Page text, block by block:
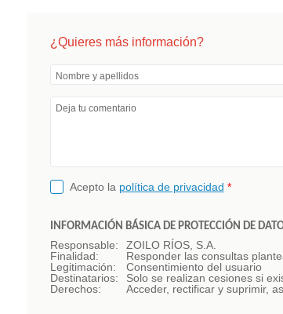
¿Quieres más información?
Nombre y apellidos
Deja tu comentario
Acepto la política de privacidad *
INFORMACIÓN BÁSICA DE PROTECCIÓN DE
Responsable:
ZOILO RÍOS, S.A.
Finalidad:
Responder las consultas
Legitimación:
Consentimiento del usuario
Destinatarios:
Solo se realizan cesiones si
Derechos:
Acceder, rectificar y suprimir,